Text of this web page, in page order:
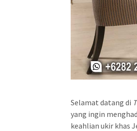
Selamat datang di
yang ingin
keahlian ukir khas